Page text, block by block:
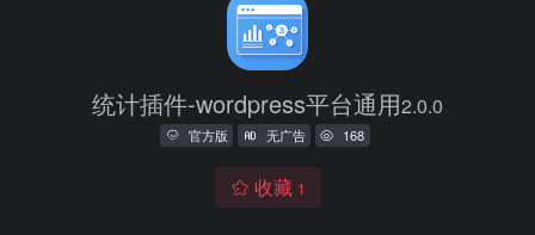
统计插件-wordpress平台通用2.0.0
官方版 无广告 168
收藏 1